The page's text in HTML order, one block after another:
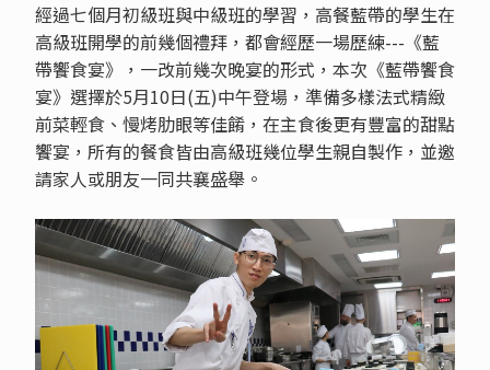
經過七個月初級班與中級班的學習，高餐藍帶的學生在
高級班開學的前幾個禮拜，都會經歷一場歷練---《藍
帶饗食宴》，一改前幾次晚宴的形式，本次《藍帶饗食
宴》選擇於5月10日(五)中午登場，準備多樣法式精緻
前菜輕食、慢烤肋眼等佳餚，在主食後更有豐富的甜點
饗宴，所有的餐食皆由高級班幾位學生親自製作，並邀
請家人或朋友一同共襄盛舉。